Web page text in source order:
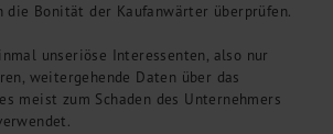
die Bonität der Kaufanwärter überprüfen.
unseriöse Interessenten, also nur
weitergehende Daten über das
meist zum Schaden des Unternehmers